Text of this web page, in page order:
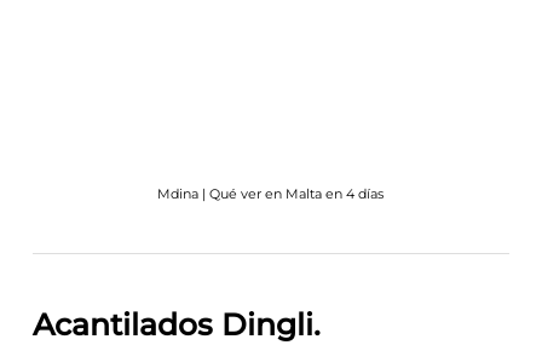
Mdina | Qué ver en Malta en 4 días
Acantilados Dingli.